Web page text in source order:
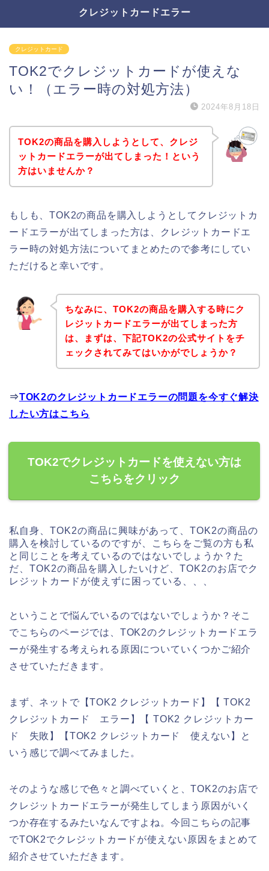
クレジットカードエラー
クレジットカード
TOK2でクレジットカードが使えな
い！（エラー時の対処方法）
2024年8月18日
TOK2の商品を購入しようとして、クレジ
ットカードエラーが出てしまった！という
方はいませんか？
もしも、TOK2の商品を購入しようとしてクレジットカ
ードエラーが出てしまった方は、クレジットカードエ
ラー時の対処方法についてまとめたので参考にしてい
ただけると幸いです。
ちなみに、TOK2の商品を購入する時にク
レジットカードエラーが出てしまった方
は、まずは、下記TOK2の公式サイトをチ
ェックされてみてはいかがでしょうか？
⇒TOK2のクレジットカードエラーの問題を今すぐ解決
したい方はこちら
TOK2でクレジットカードを使えない方は
こちらをクリック
私自身、TOK2の商品に興味があって、TOK2の商品の
購入を検討しているのですが、こちらをご覧の方も私
と同じことを考えているのではないでしょうか？た
だ、TOK2の商品を購入したいけど、TOK2のお店でク
レジットカードが使えずに困っている、、、
ということで悩んでいるのではないでしょうか？そこ
でこちらのページでは、TOK2のクレジットカードエラ
ーが発生する考えられる原因についていくつかご紹介
させていただきます。
まず、ネットで【TOK2 クレジットカード】【 TOK2
クレジットカード エラー】【 TOK2 クレジットカー
ド 失敗】【TOK2 クレジットカード 使えない】と
いう感じで調べてみました。
そのような感じで色々と調べていくと、TOK2のお店で
クレジットカードエラーが発生してしまう原因がいく
つか存在するみたいなんですよね。今回こちらの記事
でTOK2でクレジットカードが使えない原因をまとめて
紹介させていただきます。